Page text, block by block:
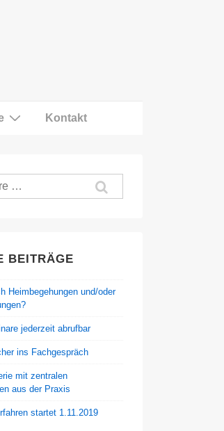
Kontakt
BEITRÄGE
Heimbegehungen und/oder
jederzeit abrufbar
ins Fachgespräch
mit zentralen
aus der Praxis
startet 1.11.2019